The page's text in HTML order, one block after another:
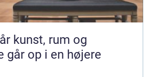
kunst, rum og
går op i en højere